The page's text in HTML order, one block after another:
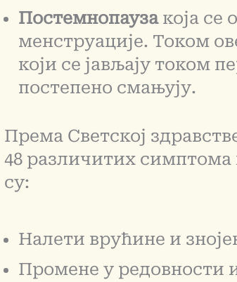
Постемнопаузакоја се
менструације. Током
који се јављају током
постепено смањују.
Према Светској
48 различитих симптома
су:
Налети врућине и
Промене у редовности